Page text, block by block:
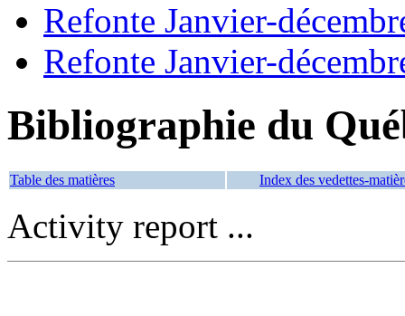
Refonte Janvier-
Refonte Janvier-
Bibliographie du
Table des matières Index des vedettes-
Activity report ...